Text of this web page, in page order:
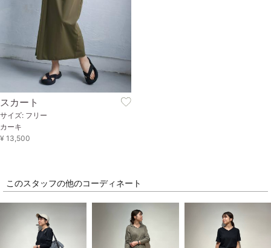
スカート
サイズ: フリー
カーキ
¥ 13,500
このスタッフの他のコーディネート